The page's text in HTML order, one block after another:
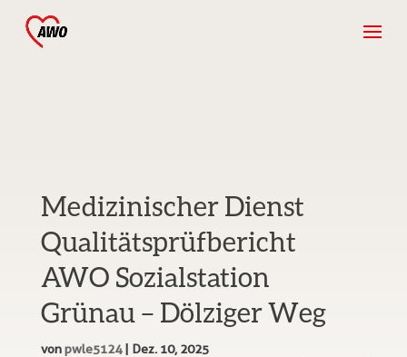
Medizinischer Dienst
Qualitätsprüfbericht
AWO Sozialstation
Grünau – Dölziger Weg
vonpwle5124| Dez. 10, 2025